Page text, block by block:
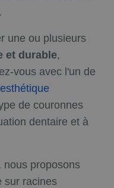
une ou plusieurs
et durable,
vous avec l'un de
de couronnes
dentaire et à
nous proposons
sur racines